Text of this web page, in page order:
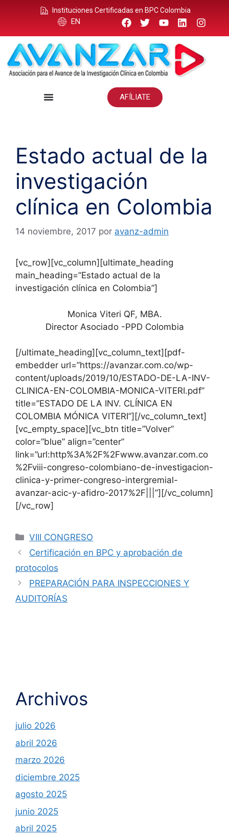
Instituciones Certificadas en BPC Colombia
EN
AFÍLIATE
Estado actual de la
investigación
clínica en Colombia
14 noviembre, 2017 por avanz-admin
[vc_row][vc_column][ultimate_heading
main_heading=”Estado actual de la
investigación clínica en Colombia”]
Monica Viteri QF, MBA.
Director Asociado -PPD Colombia
[/ultimate_heading][vc_column_text][pdf-
embedder url=”https://avanzar.com.co/wp-
content/uploads/2019/10/ESTADO-DE-LA-INV-
CLINICA-EN-COLOMBIA-MONICA-VITERI.pdf”
title=”ESTADO DE LA INV. CLÍNICA EN
COLOMBIA MÓNICA VITERI”][/vc_column_text]
[vc_empty_space][vc_btn title=”Volver”
color=”blue” align=”center”
link=”url:http%3A%2F%2Fwww.avanzar.com.co
%2Fviii-congreso-colombiano-de-investigacion-
clinica-y-primer-congreso-intergremial-
avanzar-acic-y-afidro-2017%2F|||”][/vc_column]
[/vc_row]
VIII CONGRESO
Certificación en BPC y aprobación de
protocolos
PREPARACIÓN PARA INSPECCIONES Y
AUDITORÍAS
Archivos
julio 2026
abril 2026
marzo 2026
diciembre 2025
agosto 2025
junio 2025
abril 2025